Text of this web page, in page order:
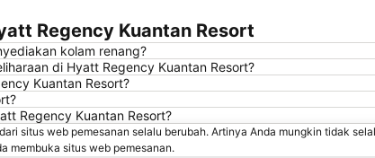
Regency Kuantan Resort
kolam renang?
di Hyatt Regency Kuantan Resort?
Kuantan Resort?
Regency Kuantan Resort?
situs web pemesanan selalu berubah. Artinya Anda mungkin tidak
membuka situs web pemesanan.